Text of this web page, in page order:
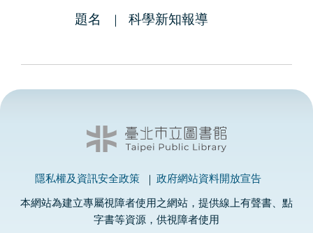
題名 科學新知報導
隱私權及資訊安全政策 政府網站資料開放宣告
本網站為建立專屬視障者使用之網站，提供線上有聲書、點
字書等資源，供視障者使用